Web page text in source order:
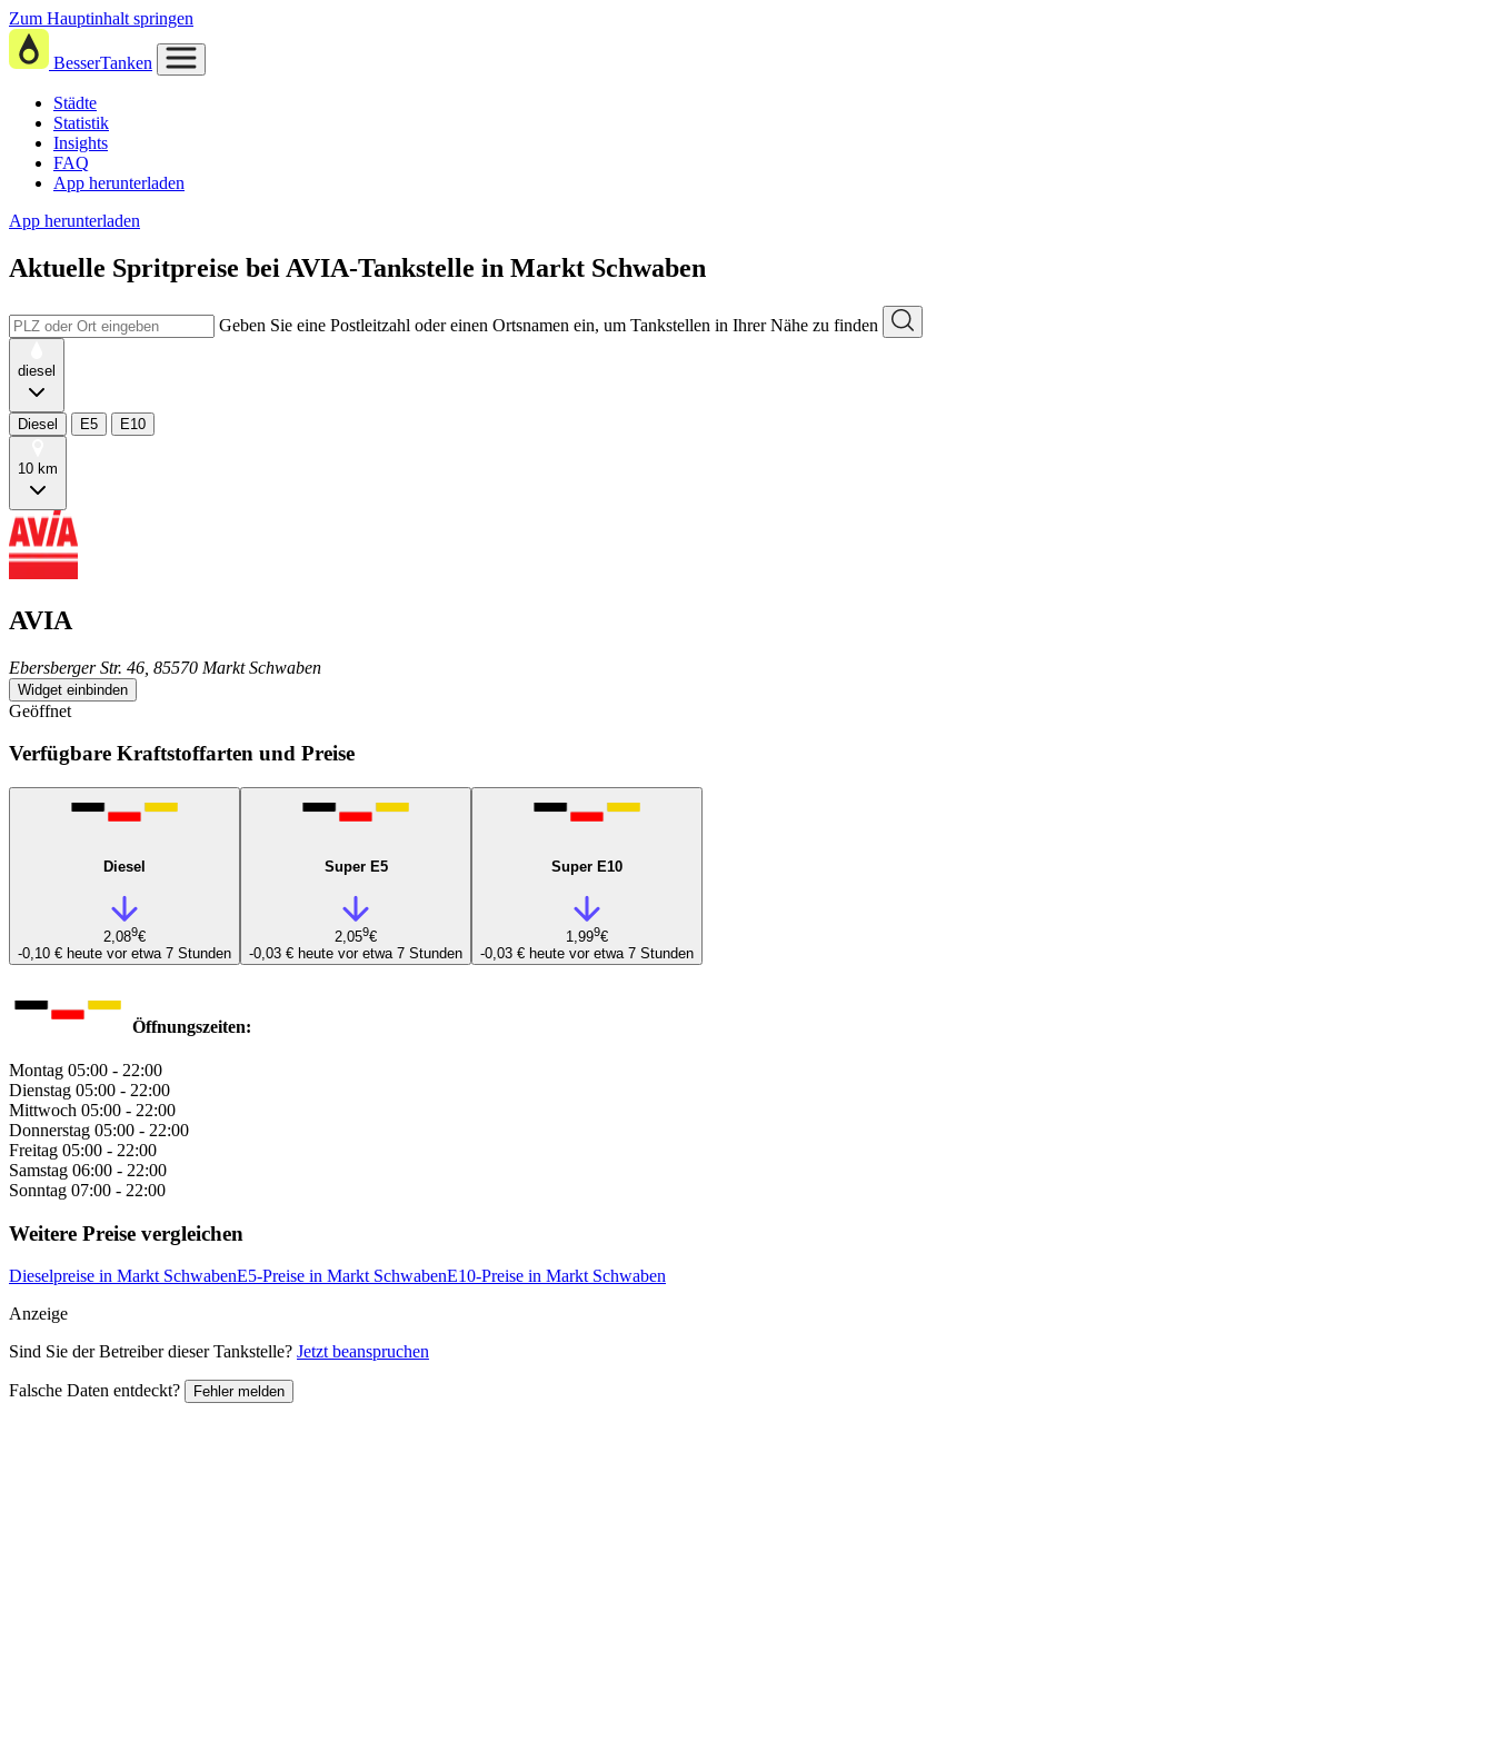
Zum Hauptinhalt springen
BesserTanken
Städte
Statistik
Insights
FAQ
App herunterladen
App herunterladen
Aktuelle Spritpreise bei AVIA-Tankstelle in Markt Schwaben
Geben Sie eine Postleitzahl oder einen Ortsnamen ein, um Tankstellen in Ihrer Nähe zu finden
diesel
Diesel E5 E10
10 km
AVIA
Ebersberger Str. 46, 85570 Markt Schwaben
Widget einbinden
Geöffnet
Verfügbare Kraftstoffarten und Preise
Diesel
2,089€
-0,10 € heute vor etwa 7 Stunden
Super E5
2,059€
-0,03 € heute vor etwa 7 Stunden
Super E10
1,999€
-0,03 € heute vor etwa 7 Stunden
Öffnungszeiten:
Montag 05:00 - 22:00
Dienstag 05:00 - 22:00
Mittwoch 05:00 - 22:00
Donnerstag 05:00 - 22:00
Freitag 05:00 - 22:00
Samstag 06:00 - 22:00
Sonntag 07:00 - 22:00
Weitere Preise vergleichen
Dieselpreise in Markt SchwabenE5-Preise in Markt SchwabenE10-Preise in Markt Schwaben
Anzeige
Sind Sie der Betreiber dieser Tankstelle? Jetzt beanspruchen
Falsche Daten entdeckt? Fehler melden